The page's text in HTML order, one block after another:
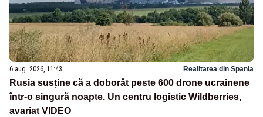
6 aug. 2026, 11:43 Realitatea din Spania
Rusia susține că a doborât peste 600 drone ucrainene
într-o singură noapte. Un centru logistic Wildberries,
avariat VIDEO